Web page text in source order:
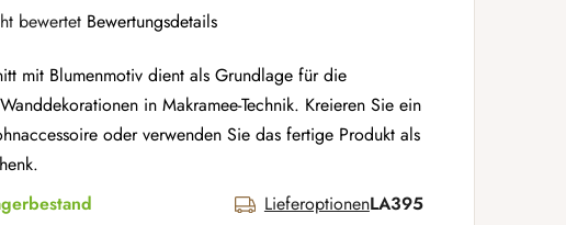
bewertet Bewertungsdetails
mit Blumenmotiv dient als Grundlage für die
in Makramee-Technik. Kreieren Sie ein
oder verwenden Sie das fertige Produkt als
LieferoptionenLA395